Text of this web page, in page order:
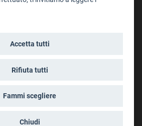
Accetta tutti
Rifiuta tutti
Fammi scegliere
Chiudi